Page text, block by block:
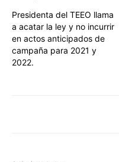
Presidenta del TEEO llama
a acatar la ley y no incurrir
en actos anticipados de
campaña para 2021 y
2022.